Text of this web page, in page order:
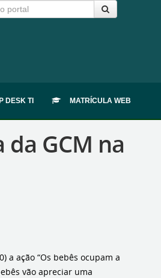
DESK TI MATRÍCULA WEB
GCM na
a ação “Os bebês ocupam a
vão apreciar uma